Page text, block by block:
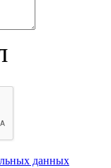
данных